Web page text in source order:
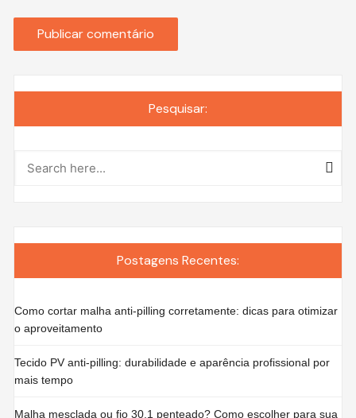
Pesquisar:
Postagens Recentes:
Como cortar malha anti-pilling corretamente: dicas para otimizar
o aproveitamento
Tecido PV anti-pilling: durabilidade e aparência profissional por
mais tempo
Malha mesclada ou fio 30.1 penteado? Como escolher para sua